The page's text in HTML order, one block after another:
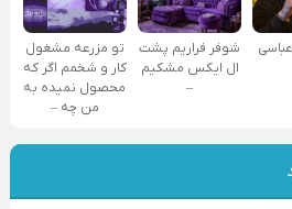
شوفر فراریم پشت
ال ایکس مشکیم
–
تو مزرعه مشغول
کار و شخمم اگر که
محصول نمیده به
من چه –